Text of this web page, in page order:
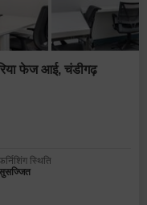
फेज आई, चंडीगढ़
स्थिति